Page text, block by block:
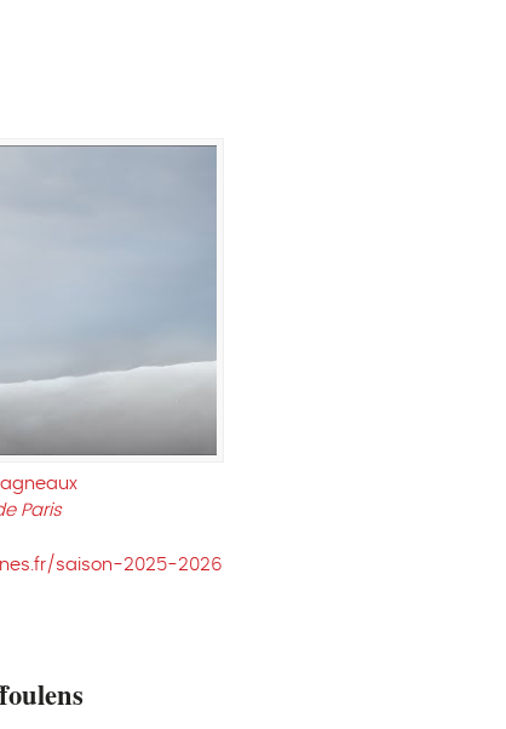
Paris
saison-2025-2026